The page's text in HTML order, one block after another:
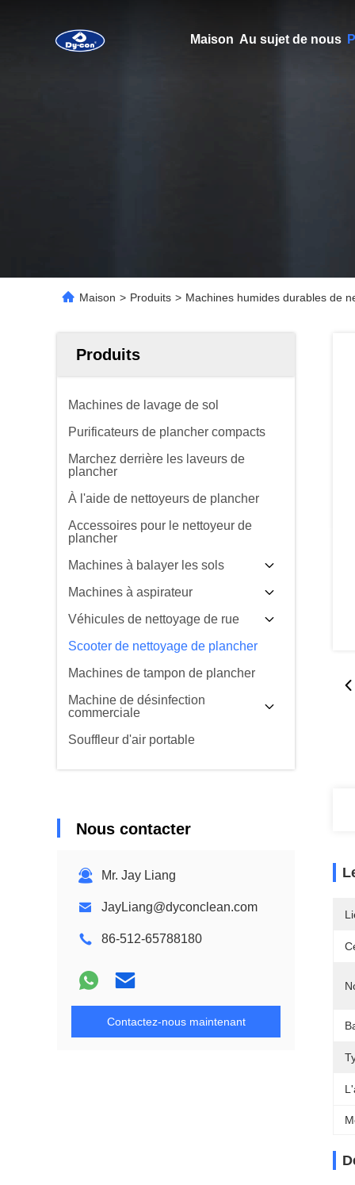
Maison Au sujet de nous
Maison > Produits > Machines humides durables de
Produits
Machines de lavage de sol
Purificateurs de plancher compacts
Marchez derrière les laveurs de
plancher
À l'aide de nettoyeurs de plancher
Accessoires pour le nettoyeur de
plancher
Machines à balayer les sols
Machines à aspirateur
Véhicules de nettoyage de rue
Scooter de nettoyage de plancher
Machines de tampon de plancher
Machine de désinfection
commerciale
Souffleur d'air portable
Nous contacter
Mr. Jay Liang
JayLiang@dyconclean.com
86-512-65788180
Contactez-nous maintenant